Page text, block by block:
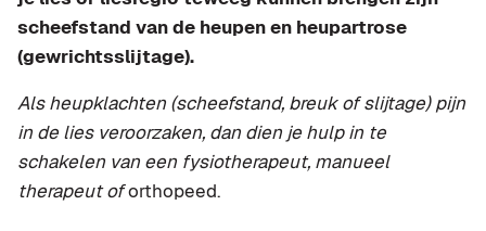
scheefstand van de heupen en heupartrose
(gewrichtsslijtage).
Als heupklachten (scheefstand, breuk of slijtage) pijn
in de lies veroorzaken, dan dien je hulp in te
schakelen van een fysiotherapeut, manueel
therapeut oforthopeed.